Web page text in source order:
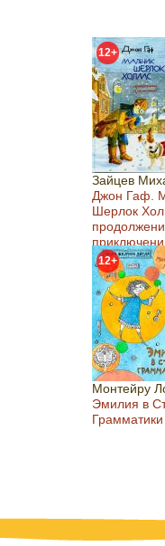
12+
Зайцев
Джон Гаф.
Шерлок
12+
Монтейру
Эмилия в
Грамматики